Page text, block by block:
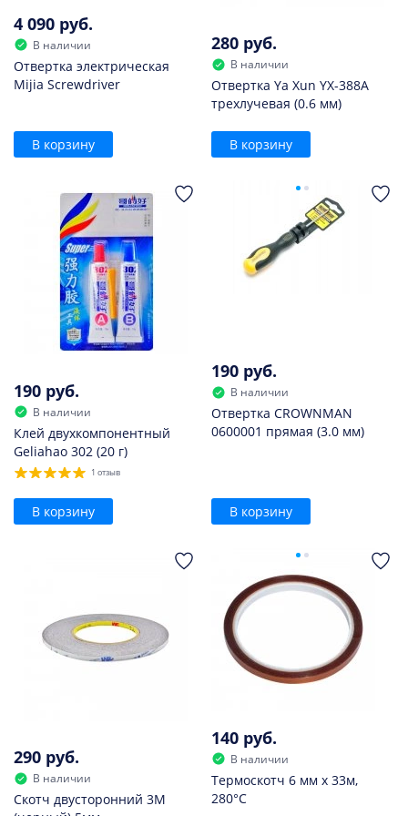
4 090 руб.
В наличии
Отвертка электрическая
Mijia Screwdriver
В корзину
280 руб.
В наличии
Отвертка Ya Xun YX-388A
трехлучевая (0.6 мм)
В корзину
190 руб.
В наличии
Клей двухкомпонентный
Geliahao 302 (20 г)
1 отзыв
В корзину
190 руб.
В наличии
Отвертка CROWNMAN
0600001 прямая (3.0 мм)
В корзину
290 руб.
В наличии
Скотч двусторонний 3M
140 руб.
В наличии
Термоскотч 6 мм х 33м,
280°С